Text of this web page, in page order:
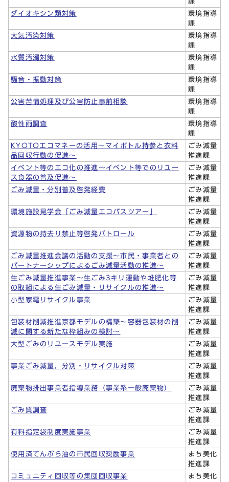
ダイオキシン類対策
環境指導
課
大気汚染対策
環境指導
課
水質汚濁対策
環境指導
課
騒音・振動対策
環境指導
課
公害苦情処理及び公害防止事前相談
環境指導
課
酸性雨調査
環境指導
課
KYOTOエコマネーの活用～マイボトル持参と衣料
品回収行動の促進～
ごみ減量
推進課
イベント等のエコ化の推進～イベント等でのリユー
ス食器の普及促進～
ごみ減量
推進課
ごみ減量・分別普及啓発経費
ごみ減量
推進課
環境施設見学会「ごみ減量エコバスツアー」
ごみ減量
推進課
資源物の持去り禁止等啓発パトロール
ごみ減量
推進課
ごみ減量推進会議の活動の支援～市民・事業者との
パートナーシップによるごみ減量活動の推進～
ごみ減量
推進課
生ごみ減量推進事業～生ごみ3キリ運動や堆肥化等
の取組による生ごみ減量・リサイクルの推進～
ごみ減量
推進課
小型家電リサイクル事業
ごみ減量
推進課
包装材削減推進京都モデルの構築～容器包装材の削
減に関する新たな枠組みの検討～
ごみ減量
推進課
大型ごみのリユースモデル実施
ごみ減量
推進課
事業ごみ減量，分別・リサイクル対策
ごみ減量
推進課
廃棄物排出事業者指導業務（事業系一般廃棄物）
ごみ減量
推進課
ごみ質調査
ごみ減量
推進課
有料指定袋制度実施事業
ごみ減量
推進課
使用済てんぷら油の市民回収奨励事業
まち美化
推進課
コミュニティ回収等の集団回収事業
まち美化